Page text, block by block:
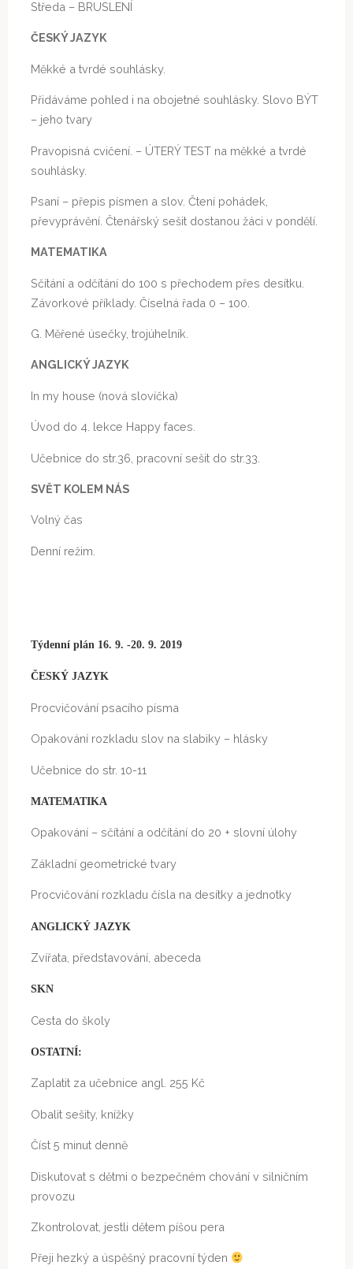
Středa – BRUSLENÍ
ČESKÝ JAZYK
Měkké a tvrdé souhlásky.
Přidáváme pohled i na obojetné souhlásky. Slovo BÝT
– jeho tvary
Pravopisná cvičení. – ÚTERÝ TEST na měkké a tvrdé
souhlásky.
Psaní – přepis písmen a slov. Čtení pohádek,
převyprávění. Čtenářský sešit dostanou žáci v pondělí.
MATEMATIKA
Sčítání a odčítání do 100 s přechodem přes desítku.
Závorkové příklady. Číselná řada 0 – 100.
G. Měřené úsečky, trojúhelník.
ANGLICKÝ JAZYK
In my house (nová slovíčka)
Úvod do 4. lekce Happy faces.
Učebnice do str.36, pracovní sešit do str.33.
SVĚT KOLEM NÁS
Volný čas
Denní režim.
Týdenní plán 16. 9. -20. 9. 2019
ČESKÝ JAZYK
Procvičování psacího písma
Opakování rozkladu slov na slabiky – hlásky
Učebnice do str. 10-11
MATEMATIKA
Opakování – sčítání a odčítání do 20 + slovní úlohy
Základní geometrické tvary
Procvičování rozkladu čísla na desítky a jednotky
ANGLICKÝ JAZYK
Zvířata, představování, abeceda
SKN
Cesta do školy
OSTATNÍ:
Zaplatit za učebnice angl. 255 Kč
Obalit sešity, knížky
Číst 5 minut denně
Diskutovat s dětmi o bezpečném chování v silničním
provozu
Zkontrolovat, jestli dětem píšou pera
Přeji hezký a úspěšný pracovní týden